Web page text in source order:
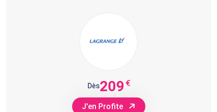
Dès209 €
J'en Profite